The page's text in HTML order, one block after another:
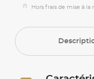
(1) Hors frais de mise à la